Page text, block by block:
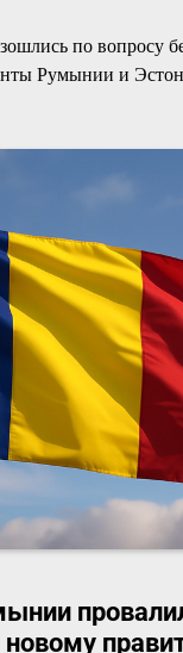
по вопросу
Румынии и
новому